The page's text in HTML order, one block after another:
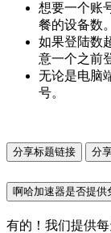
想要一个账
餐的设备数。
如果登陆数
意一个之前
无论是电脑
号。
分享标题链接 分
啊哈加速器是否提供
有的！我们提供